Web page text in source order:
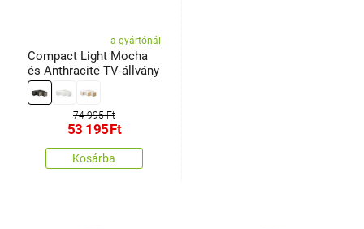
a gyártónál
Compact Light Mocha
és Anthracite TV-állvány
74 995 Ft
53 195Ft
Kosárba